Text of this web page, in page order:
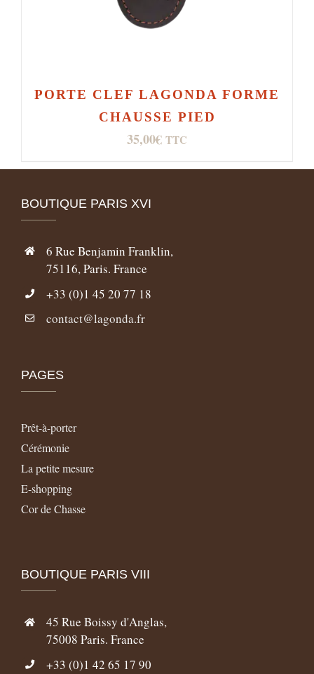
PORTE CLEF LAGONDA FORME
CHAUSSE PIED
35,00€ TTC
BOUTIQUE PARIS XVI
6 Rue Benjamin Franklin,
75116, Paris. France
+33 (0)1 45 20 77 18
contact@lagonda.fr
PAGES
Prêt-à-porter
Cérémonie
La petite mesure
E-shopping
Cor de Chasse
BOUTIQUE PARIS VIII
45 Rue Boissy d'Anglas,
75008 Paris. France
+33 (0)1 42 65 17 90